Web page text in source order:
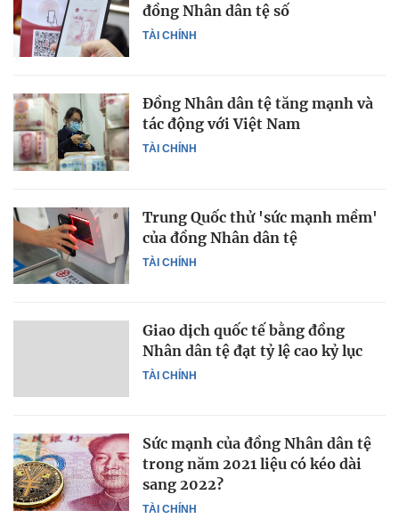
TÀI CHÍNH
đồng Nhân dân tệ số
TÀI CHÍNH
Đồng Nhân dân tệ tăng mạnh và
tác động với Việt Nam
TÀI CHÍNH
Trung Quốc thử 'sức mạnh mềm'
của đồng Nhân dân tệ
TÀI CHÍNH
Giao dịch quốc tế bằng đồng
Nhân dân tệ đạt tỷ lệ cao kỷ lục
TÀI CHÍNH
Sức mạnh của đồng Nhân dân tệ
trong năm 2021 liệu có kéo dài
sang 2022?